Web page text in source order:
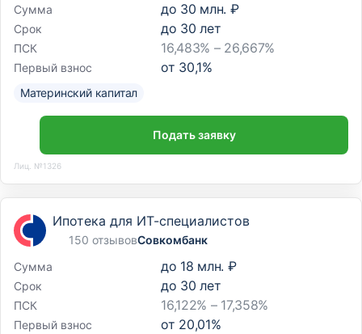
Сумма
до 30 млн. ₽
Срок до 30 лет
ПСК 16,483% – 26,667%
Первый взнос от 30,1%
Материнский капитал
Подать заявку
Лиц. №1326
Ипотека для ИТ-специалистов
150 отзывовСовкомбанк
Сумма
до 18 млн. ₽
Срок до 30 лет
ПСК 16,122% – 17,358%
Первый взнос от 20,01%